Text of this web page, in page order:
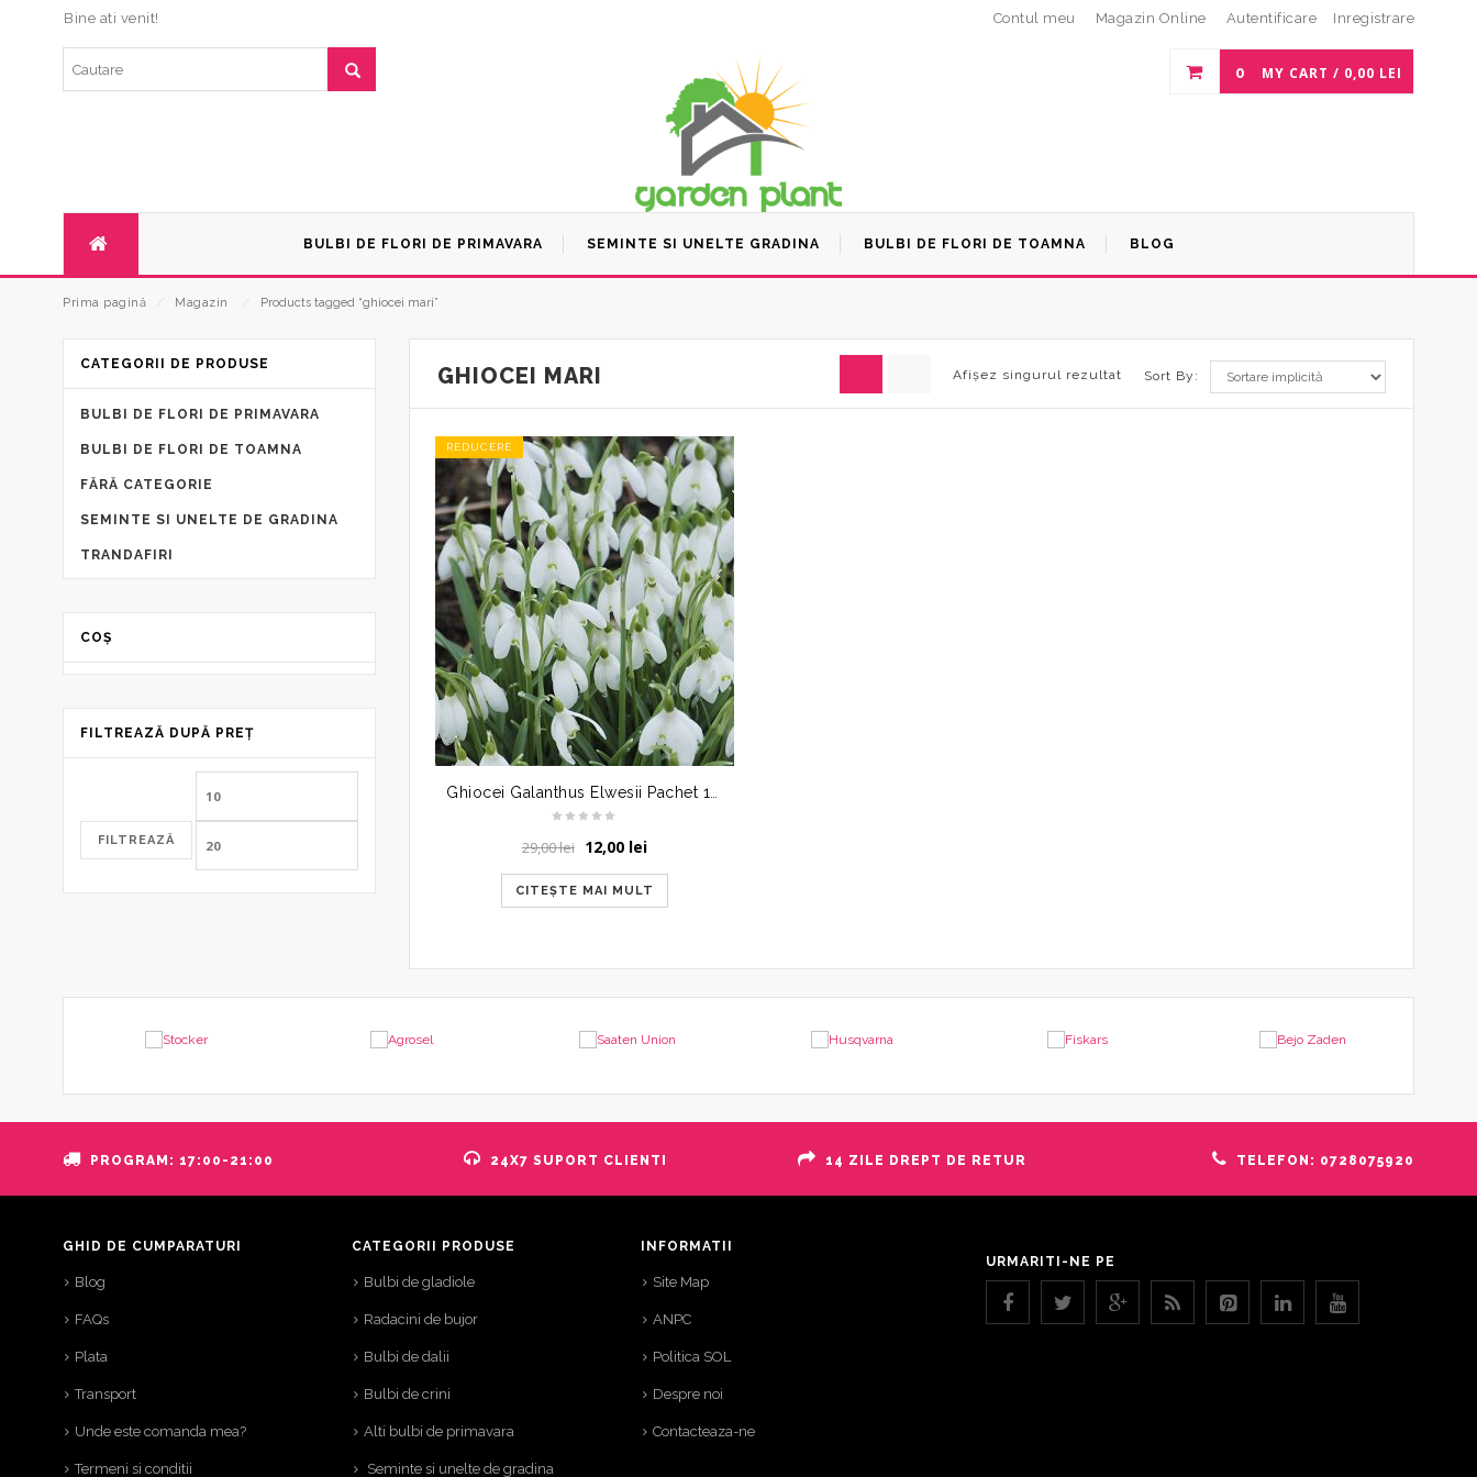
Bine ati venit! Contul meu Magazin Online Autentificare Inregistrare
0 MY CART / 0,00 LEI
BULBI DE FLORI DE PRIMAVARA SEMINTE SI UNELTE GRADINA BULBI DE FLORI DE TOAMNA BLOG
Prima pagină Magazin Products tagged “ghiocei mari”
GHIOCEI MARI Afișez singurul rezultat Sort By:
REDUCERE
29,00lei Prețul
a
fost:
12,00 leiPrețul
este:
12,00 lei.
CITEȘTE MAI MULT
CATEGORII DE PRODUSE
BULBI DE FLORI DE PRIMAVARA
BULBI DE FLORI DE TOAMNA
FĂRĂ CATEGORIE
SEMINTE SI UNELTE DE GRADINA
TRANDAFIRI
COȘ
FILTREAZĂ DUPĂ PREȚ
FILTREAZĂ
PROGRAM: 17:00-21:00 24X7 SUPORT CLIENTI 14 ZILE DREPT DE RETUR TELEFON: 0728075920
GHID DE CUMPARATURI
Blog
FAQs
Plata
Transport
Unde este comanda mea?
Termeni si conditii
CATEGORII PRODUSE
Bulbi de gladiole
Radacini de bujor
Bulbi de dalii
Bulbi de crini
Alti bulbi de primavara
Seminte si unelte de gradina
INFORMATII
Site Map
ANPC
Politica SOL
Despre noi
Contacteaza-ne
URMARITI-NE PE